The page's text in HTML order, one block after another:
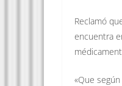
Reclamó
encuentra
«Que